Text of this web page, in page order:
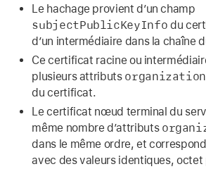
Le hachage provient d’un champ
subjectPublicKeyInfo du
d’un intermédiaire dans la chaîne
Ce certificat racine ou
plusieurs attributs
du certificat.
Le certificat nœud terminal du
même nombre d’attributs
dans le même ordre, et
avec des valeurs identiques,